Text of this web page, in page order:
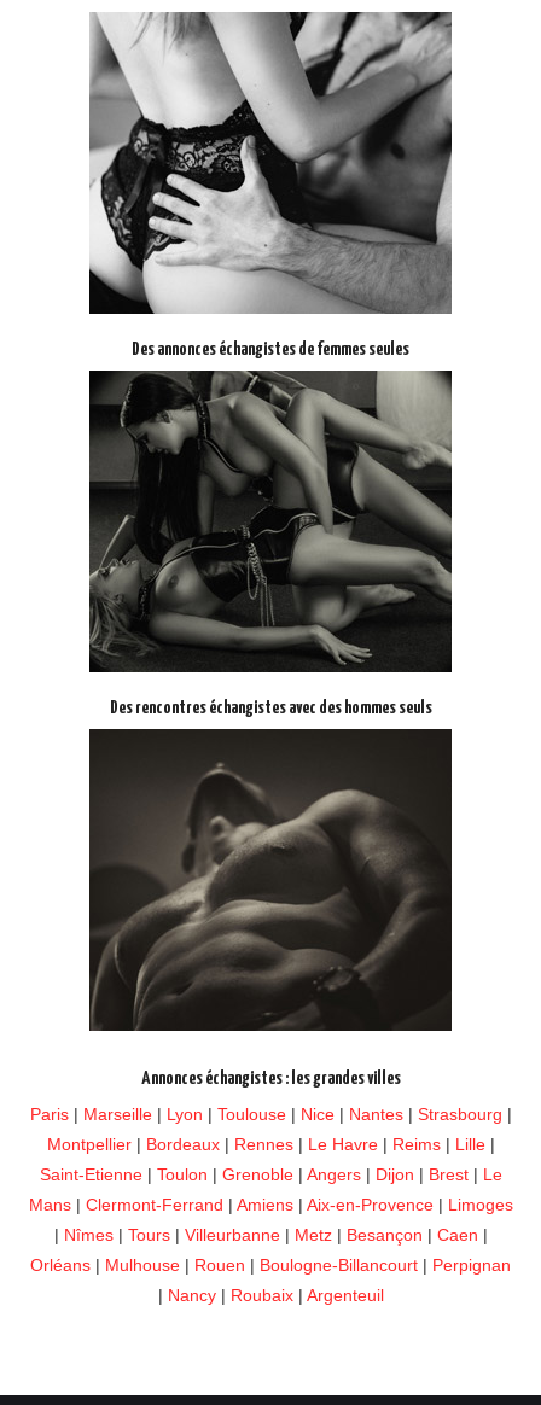
Des annonces échangistes de femmes seules
Des rencontres échangistes avec des hommes seuls
Annonces échangistes : les grandes villes
Paris| Marseille| Lyon | Toulouse| Nice| Nantes| Strasbourg |
Montpellier| Bordeaux| Rennes| Le Havre| Reims| Lille|
Saint-Etienne| Toulon | Grenoble| Angers| Dijon | Brest| Le
Mans| Clermont-Ferrand | Amiens| Aix-en-Provence| Limoges
| Nîmes| Tours| Villeurbanne| Metz| Besançon | Caen |
Orléans | Mulhouse | Rouen | Boulogne-Billancourt | Perpignan
| Nancy| Roubaix| Argenteuil